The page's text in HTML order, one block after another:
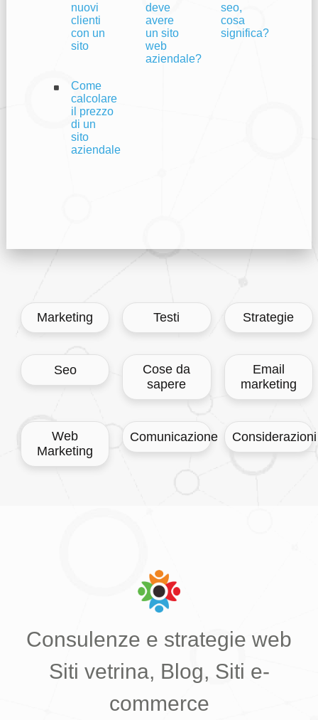
nuovi
clienti
con un
sito
deve
avere
un sito
web
aziendale?
seo,
cosa
significa?
Come
calcolare
il prezzo
di un
sito
aziendale
Marketing Testi Strategie
Seo
Cose da
sapere
Email
marketing
Web
Marketing
Comunicazione Considerazioni
Consulenze e strategie web
Siti vetrina, Blog, Siti e-
commerce